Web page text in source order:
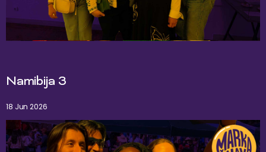
Namibija 3
18 Jun 2026